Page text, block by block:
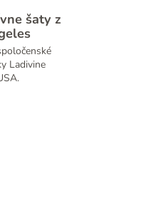
šaty z
Ladivine